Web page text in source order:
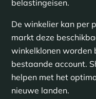
belastingeisen.
De winkelier kan per
markt deze
winkelklonen worden
bestaande account.
helpen met het
nieuwe landen.